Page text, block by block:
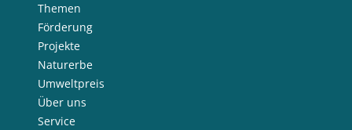
Themen
Förderung
Projekte
Naturerbe
Umweltpreis
Über uns
Service